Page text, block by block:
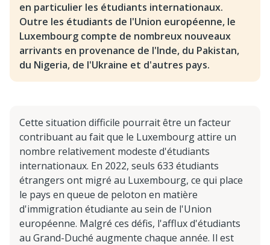
en particulier les étudiants internationaux.
Outre les étudiants de l'Union européenne, le
Luxembourg compte de nombreux nouveaux
arrivants en provenance de l'Inde, du Pakistan,
du Nigeria, de l'Ukraine et d'autres pays.
Cette situation difficile pourrait être un facteur
contribuant au fait que le Luxembourg attire un
nombre relativement modeste d'étudiants
internationaux. En 2022, seuls 633 étudiants
étrangers ont migré au Luxembourg, ce qui place
le pays en queue de peloton en matière
d'immigration étudiante au sein de l'Union
européenne. Malgré ces défis, l'afflux d'étudiants
au Grand-Duché augmente chaque année. Il est